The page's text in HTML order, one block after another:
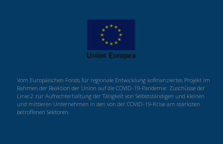
Vom Europäischen Fonds für regionale Entwicklung kofinanziertes Projekt im
Rahmen der Reaktion der Union auf die COVID-19-Pandemie: Zuschüsse der
Linie 2 zur Aufrechterhaltung der Tätigkeit von Selbstständigen und kleinen
und mittleren Unternehmen in den von der COVID-19-Krise am stärksten
betroffenen Sektoren.